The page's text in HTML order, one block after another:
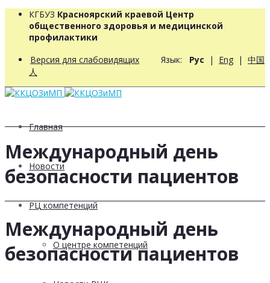
КГБУЗ Красноярский краевой Центр
общественного здоровья и медицинской
профилактики
Версия для слабовидящих Язык: Рус | Eng | 中国
人
Главная
Новости
РЦ компетенций
О центре компетенций
Международный день
безопасности пациентов
Международный день
безопасности пациентов